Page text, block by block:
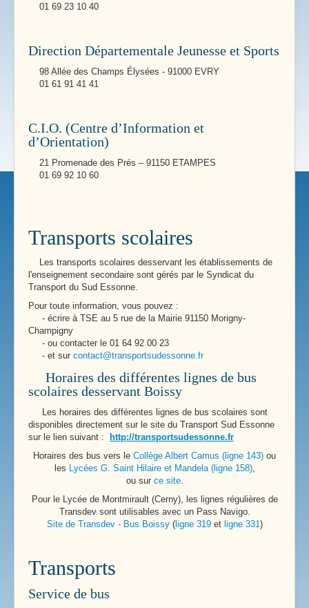
01 69 23 10 40
Direction Départementale Jeunesse et Sports
98 Allée des Champs Élysées - 91000 EVRY
01 61 91 41 41
C.I.O. (Centre d’Information et
d’Orientation)
21 Promenade des Prés – 91150 ETAMPES
01 69 92 10 60
Transports scolaires
Les transports scolaires desservant les établissements de
l'enseignement secondaire sont gérés par le Syndicat du
Transport du Sud Essonne.
Pour toute information, vous pouvez :
- écrire à TSE au 5 rue de la Mairie 91150 Morigny-
Champigny
- ou contacter le 01 64 92 00 23
- et sur contact@transportsudessonne.fr
Horaires des différentes lignes de bus
scolaires desservant Boissy
Les horaires des différentes lignes de bus scolaires sont
disponibles directement sur le site du Transport Sud Essonne
sur le lien suivant :
http://transportsudessonne.fr
Horaires des bus vers le Collège Albert Camus (ligne 143) ou
les
Lycées G. Saint Hilaire et Mandela (ligne 158),
ou sur ce site.
Pour le Lycée de Montmirault (Cerny), les lignes régulières de
Transdev sont utilisables avec un Pass Navigo.
Site de Transdev - Bus Boissy(ligne 319et ligne 331 )
Transports
Service de bus